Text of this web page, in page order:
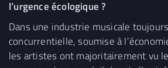
l’urgence écologique ?
Dans une industrie musicale
concurrentielle, soumise à
les artistes ont majoritairement vu